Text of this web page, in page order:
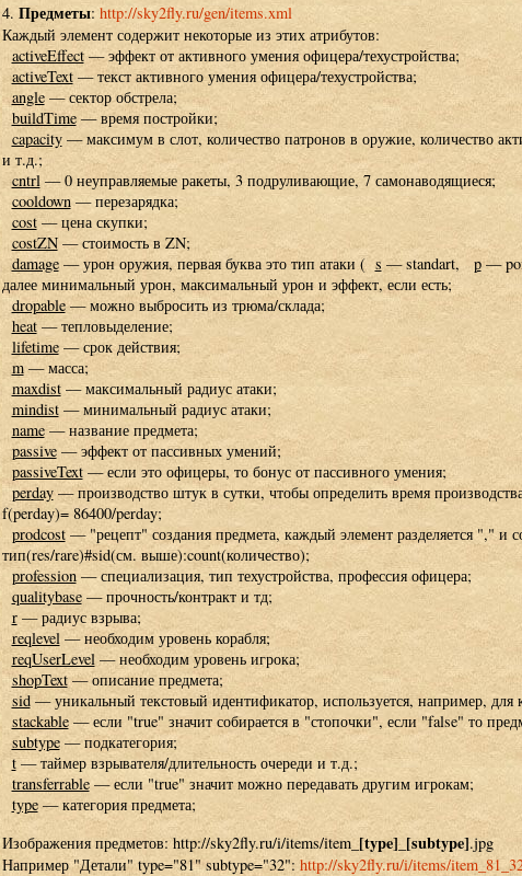
4. Предметы: http://sky2fly.ru/gen/items.xml
Каждый элемент содержит некоторые из этих атрибутов:
activeEffect— эффект от активного умения офицера/техустройства;
activeText— текст активного умения офицера/техустройства;
angle— сектор обстрела;
buildTime— время постройки;
capacity— максимум в слот, количество патронов в оружие, количество
и т.д.;
cntrl— 0 неуправляемые ракеты, 3 подруливающие, 7 самонаводящиеся;
cooldown— перезарядка;
cost— цена скупки;
costZN— стоимость в ZN;
damage— урон оружия, первая буква это тип атаки ( s — standart, p—
далее минимальный урон, максимальный урон и эффект, если есть;
dropable— можно выбросить из трюма/склада;
heat— тепловыделение;
lifetime— срок действия;
m— масса;
maxdist— максимальный радиус атаки;
mindist— минимальный радиус атаки;
name— название предмета;
passive— эффект от пассивных умений;
passiveText— если это офицеры, то бонус от пассивного умения;
perday— производство штук в сутки, чтобы определить время
f(perday)= 86400/perday;
prodcost— "рецепт" создания предмета, каждый элемент разделяется "," и
тип(res/rare)#sid(см. выше):count(количество);
profession— специализация, тип техустройства, профессия офицера;
qualitybase— прочность/контракт и тд;
r— радиус взрыва;
reqlevel— необходим уровень корабля;
reqUserLevel— необходим уровень игрока;
shopText— описание предмета;
sid— уникальный текстовый идентификатор, используется, например, для
stackable— если "true" значит собирается в "стопочки", если "false" то
subtype— подкатегория;
t— таймер взрывателя/длительность очереди и т.д.;
transferrable— если "true" значит можно передавать другим игрокам;
type— категория предмета;
Изображения предметов: http://sky2fly.ru/i/items/item_ [type]_ [subtype].jpg
Например "Детали" type="81" subtype="32": http://sky2fly.ru/i/items/